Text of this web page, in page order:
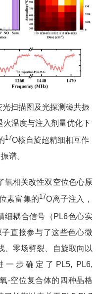
扫描图及光探测磁共振
火温度与注入剂量优化下
17O核自旋超精细相互作
谱。
相关改性双空位色心原
素富集的17O离子注入，
细耦合信号（PL6色心实
直接参与了这些色心微
、零场劈裂、自旋取向以
步确定了PL5, PL6,
-空位复合体的四种晶格